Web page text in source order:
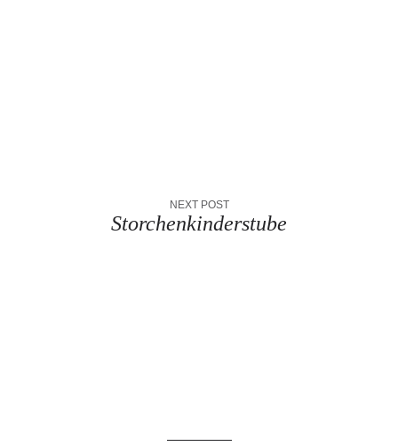
NEXT POST
Storchenkinderstube